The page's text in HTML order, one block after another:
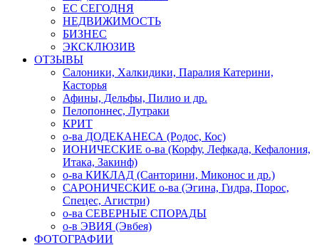
ЕС СЕГОДНЯ
НЕДВИЖИМОСТЬ
БИЗНЕС
ЭКСКЛЮЗИВ
ОТЗЫВЫ
Салоники, Халкидики, Паралия Катерини,
Касторья
Афины, Дельфы, Пилио и др.
Пелопоннес, Лутраки
КРИТ
о-ва ДОДЕКАНЕСА (Родос, Кос)
ИОНИЧЕСКИЕ о-ва (Корфу, Лефкада, Кефалония,
Итака, Закинф)
о-ва КИКЛАД (Санторини, Миконос и др.)
САРОНИЧЕСКИЕ о-ва (Эгина, Гидра, Порос,
Спецес, Агистри)
о-ва СЕВЕРНЫЕ СПОРАДЫ
о-в ЭВИЯ (Эвбея)
ФОТОГРАФИИ